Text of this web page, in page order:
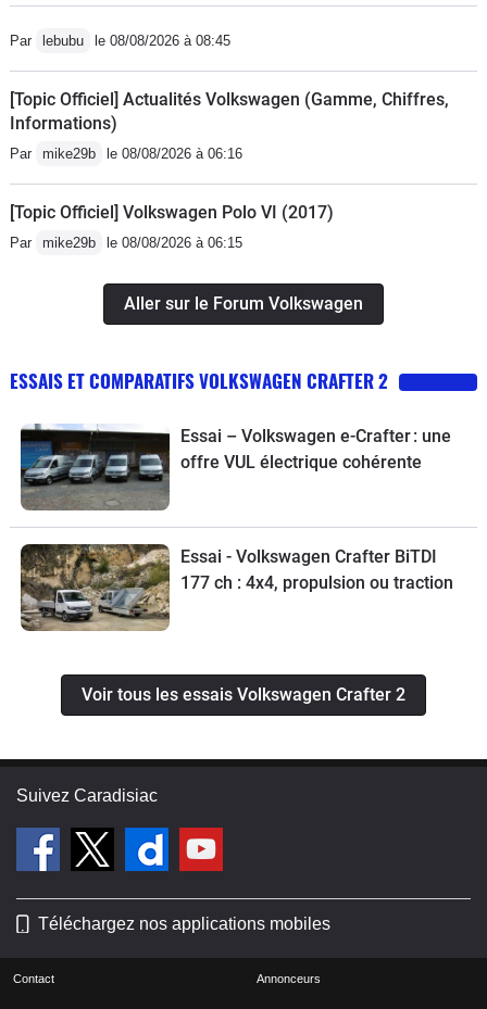
Par lebubu le 08/08/2026 à 08:45
[Topic Officiel] Actualités Volkswagen (Gamme, Chiffres,
Informations)
Par mike29b le 08/08/2026 à 06:16
[Topic Officiel] Volkswagen Polo VI (2017)
Par mike29b le 08/08/2026 à 06:15
Aller sur le Forum Volkswagen
ESSAIS ET COMPARATIFS VOLKSWAGEN CRAFTER 2
Essai – Volkswagen e-Crafter : une
offre VUL électrique cohérente
Essai - Volkswagen Crafter BiTDI
177 ch : 4x4, propulsion ou traction
Voir tous les essais Volkswagen Crafter 2
Suivez Caradisiac
Téléchargez nos applications mobiles
Contact Annonceurs